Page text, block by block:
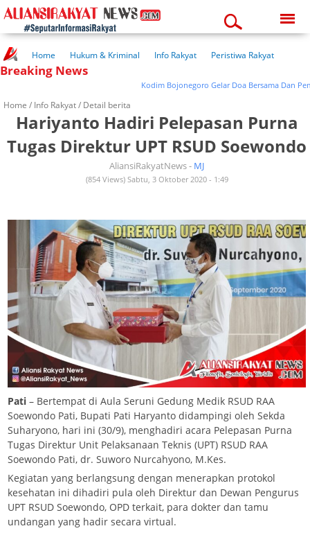
01:58:59 pm
Home Hukum & Kriminal Info Rakyat
Peristiwa Rakyat
Kuliner Rakyat
Wisata Rakyat
Breaking News
Kodim Bojonegoro Gelar Doa Bersama Dan
Home / Info Rakyat/ Detail berita
Hariyanto Hadiri Pelepasan Purna
Tugas Direktur UPT RSUD Soewondo
AliansiRakyatNews - MJ
(854 Views) Sabtu, 3 Oktober 2020 - 1:49
Pati – Bertempat di Aula Seruni Gedung Medik RSUD RAA
Soewondo Pati, Bupati Pati Haryanto didampingi oleh Sekda
Suharyono, hari ini (30/9), menghadiri acara Pelepasan Purna
Tugas Direktur Unit Pelaksanaan Teknis (UPT) RSUD RAA
Soewondo Pati, dr. Suworo Nurcahyono, M.Kes.
Kegiatan yang berlangsung dengan menerapkan protokol
kesehatan ini dihadiri pula oleh Direktur dan Dewan Pengurus
UPT RSUD Soewondo, OPD terkait, para dokter dan tamu
undangan yang hadir secara virtual.